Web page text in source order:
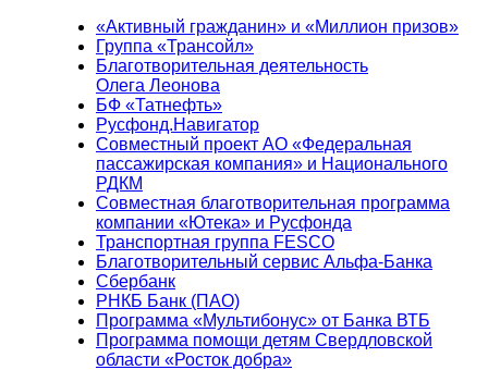
«Активный гражданин» и «Миллион призов»
Группа «Трансойл»
Благотворительная деятельность
Олега Леонова
БФ «Татнефть»
Русфонд.Навигатор
Совместный проект АО «Федеральная
пассажирская компания» и Национального
РДКМ
Совместная благотворительная программа
компании «Ютека» и Русфонда
Транспортная группа FESCO
Благотворительный сервис Альфа-Банка
Сбербанк
РНКБ Банк (ПАО)
Программа «Мультибонус» от Банка ВТБ
Программа помощи детям Свердловской
области «Росток добра»